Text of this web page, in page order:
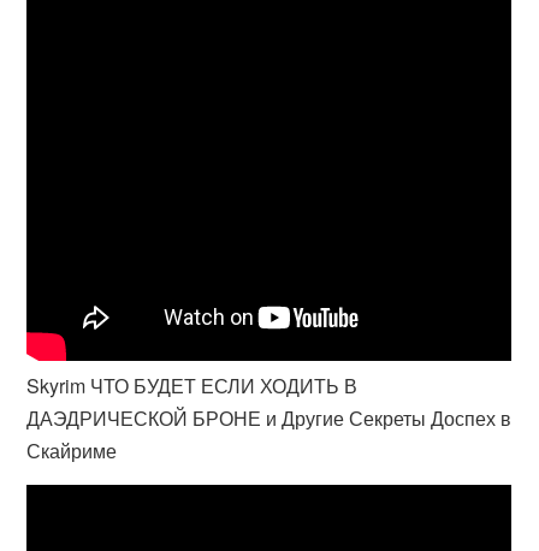
Skyrim ЧТО БУДЕТ ЕСЛИ ХОДИТЬ В
ДАЭДРИЧЕСКОЙ БРОНЕ и Другие Секреты Доспех в
Скайриме